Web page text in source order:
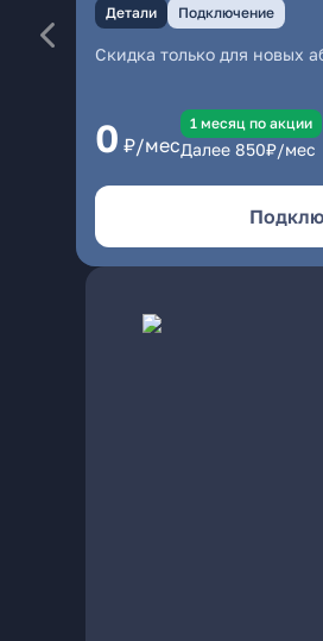
Детали Подключение
Скидка только для новых
0 ₽/мес
1 месяц по акции
Далее 850₽/мес